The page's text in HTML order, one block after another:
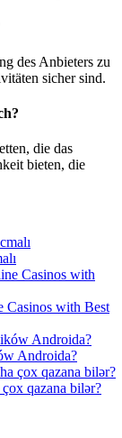
des Anbieters zu
sicher sind.
die das
bieten, die
Casinos with Best
Androida?
qazana bilər?